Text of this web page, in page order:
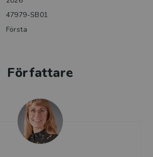
47979-SB01
Första
Författare